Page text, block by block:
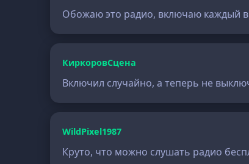
Обожаю это радио, включаю каждый
КиркоровСцена
Включил случайно, а теперь не
WildPixel1987
Круто, что можно слушать радио